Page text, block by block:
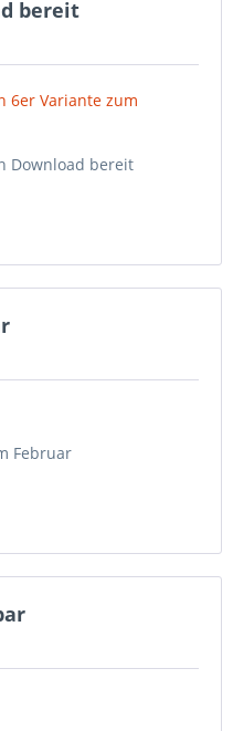
bereit
Download bereit
Februar